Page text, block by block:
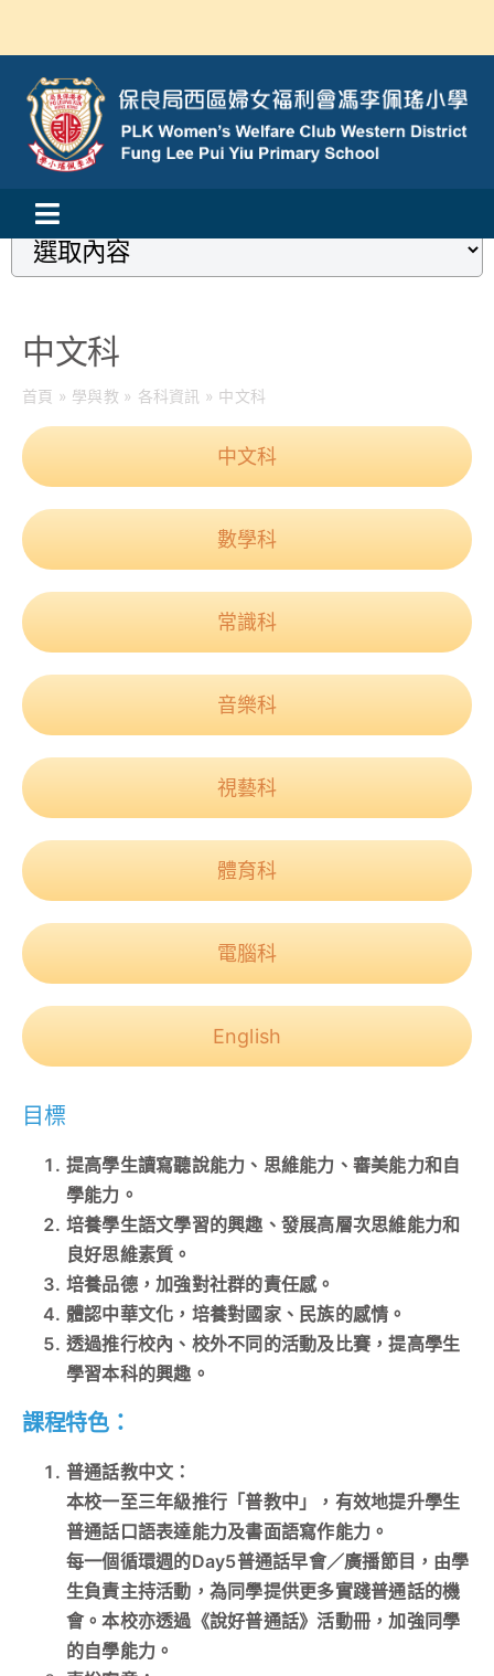
content
Toggle
Navigation
活動消息
學與教
校風及學生支援
學校特色
我們的成就
聯絡我們
Loading...
中文科
首頁 » 學與教 » 各科資訊 » 中文科
中文科
數學科
常識科
音樂科
視藝科
體育科
電腦科
English
目標
提高學生讀寫聽說能力、思維能力、審美能力和自
學能力。
培養學生語文學習的興趣、發展高層次思維能力和
良好思維素質。
培養品德，加強對社群的責任感。
體認中華文化，培養對國家、民族的感情。
透過推行校內、校外不同的活動及比賽，提高學生
學習本科的興趣。
課程特色：
普通話教中文：
本校一至三年級推行「普教中」，有效地提升學生
普通話口語表達能力及書面語寫作能力。
每一個循環週的Day5普通話早會／廣播節目，由學
生負責主持活動，為同學提供更多實踐普通話的機
會。本校亦透過《說好普通話》活動冊，加強同學
的自學能力。